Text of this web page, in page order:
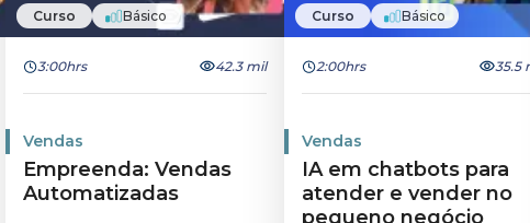
Curso Básico
3:00hrs 42.3 mil
Vendas
Empreenda: Vendas
Automatizadas
Curso Básico
2:00hrs 35.5
Vendas
IA em chatbots para
atender e vender no
pequeno negócio